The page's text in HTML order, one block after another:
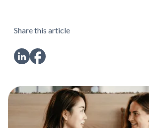
Share this article